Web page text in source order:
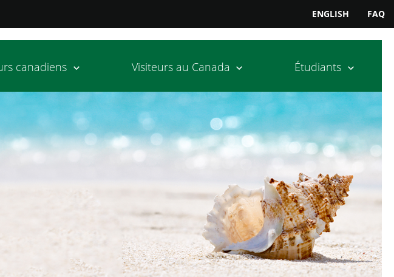
ENGLISH FAQ
canadiens Visiteurs au Canada Étudiants